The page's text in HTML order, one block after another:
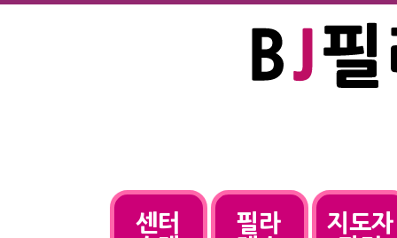
센터
필라
지도자